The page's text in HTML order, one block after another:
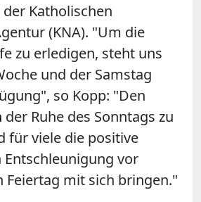
Katholischen
(KNA). "Um die
zu erledigen, steht uns
und der Samstag
so Kopp: "Den
Ruhe des Sonntags zu
für viele die positive
Entschleunigung vor
Feiertag mit sich bringen."